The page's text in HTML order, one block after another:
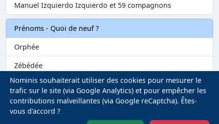
Manuel Izquierdo Izquierdo et 59 compagnons
Prénoms - Quoi de neuf ?
Orphée
Zébédée
Melvil
Matilin
Nominis souhaiterait utiliser des cookies pour mesurer le
trafic sur le site (via Google Analytics) et pour empêcher les
contributions malveillantes (via Google reCaptcha). Êtes-
vous d'accord ?